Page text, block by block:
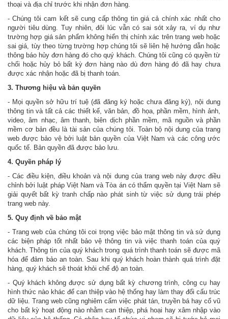
thoại và địa chỉ trước khi nhận đơn hàng.
- Chúng tôi cam kết sẽ cung cấp thông tin giá cả chính xác nhất cho
người tiêu dùng. Tuy nhiên, đôi lúc vẫn có sai sót xảy ra, ví dụ như
trường hợp giá sản phẩm không hiển thị chính xác trên trang web hoặc
sai giá, tùy theo từng trường hợp chúng tôi sẽ liên hệ hướng dẫn hoặc
thông báo hủy đơn hàng đó cho quý khách. Chúng tôi cũng có quyền từ
chối hoặc hủy bỏ bất kỳ đơn hàng nào dù đơn hàng đó đã hay chưa
được xác nhận hoặc đã bị thanh toán.
3. Thương hiệu và bản quyền
- Mọi quyền sở hữu trí tuệ (đã đăng ký hoặc chưa đăng ký), nội dung
thông tin và tất cả các thiết kế, văn bản, đồ họa, phần mềm, hình ảnh,
video, âm nhạc, âm thanh, biên dịch phần mềm, mã nguồn và phần
mềm cơ bản đều là tài sản của chúng tôi. Toàn bộ nội dung của trang
web được bảo vệ bởi luật bản quyền của Việt Nam và các công ước
quốc tế. Bản quyền đã được bảo lưu.
4. Quyền pháp lý
- Các điều kiện, điều khoản và nội dung của trang web này được điều
chỉnh bởi luật pháp Việt Nam và Tòa án có thẩm quyền tại Việt Nam sẽ
giải quyết bất kỳ tranh chấp nào phát sinh từ việc sử dụng trái phép
trang web này.
5. Quy định về bảo mật
- Trang web của chúng tôi coi trọng việc bảo mật thông tin và sử dụng
các biện pháp tốt nhất bảo vệ thông tin và việc thanh toán của quý
khách. Thông tin của quý khách trong quá trình thanh toán sẽ được mã
hóa để đảm bảo an toàn. Sau khi quý khách hoàn thành quá trình đặt
hàng, quý khách sẽ thoát khỏi chế độ an toàn.
- Quý khách không được sử dụng bất kỳ chương trình, công cụ hay
hình thức nào khác để can thiệp vào hệ thống hay làm thay đổi cấu trúc
dữ liệu. Trang web cũng nghiêm cấm việc phát tán, truyền bá hay cổ vũ
cho bất kỳ hoạt động nào nhằm can thiệp, phá hoại hay xâm nhập vào